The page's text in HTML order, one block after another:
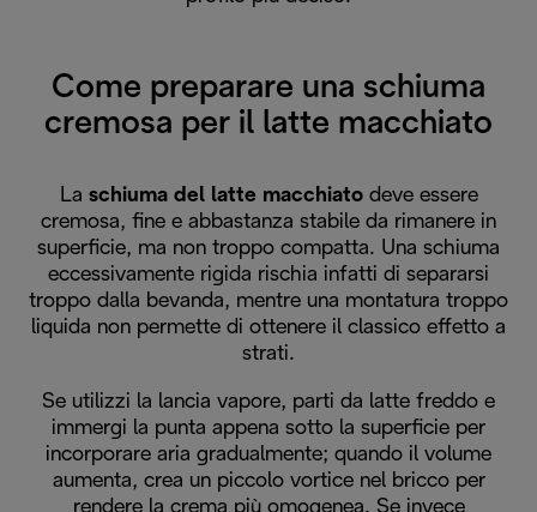
Come preparare una schiuma
cremosa per il latte macchiato
La schiuma del latte macchiatodeve essere
cremosa, fine e abbastanza stabile da rimanere in
superficie, ma non troppo compatta. Una schiuma
eccessivamente rigida rischia infatti di separarsi
troppo dalla bevanda, mentre una montatura troppo
liquida non permette di ottenere il classico effetto a
strati.
Se utilizzi la lancia vapore, parti da latte freddo e
immergi la punta appena sotto la superficie per
incorporare aria gradualmente; quando il volume
aumenta, crea un piccolo vortice nel bricco per